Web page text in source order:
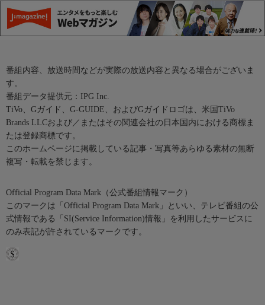
番組内容、放送時間などが実際の放送内容と異なる場合がございま
す。
番組データ提供元：IPG Inc.
TiVo、Gガイド、G-GUIDE、およびGガイドロゴは、米国TiVo
Brands LLCおよび／またはその関連会社の日本国内における商標ま
たは登録商標です。
このホームページに掲載している記事・写真等あらゆる素材の無断
複写・転載を禁じます。
Official Program Data Mark（公式番組情報マーク）
このマークは「Official Program Data Mark」といい、テレビ番組の公
式情報である「SI(Service Information)情報」を利用したサービスに
のみ表記が許されているマークです。